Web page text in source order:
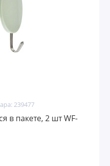
239477
в пакете, 2 шт WF-